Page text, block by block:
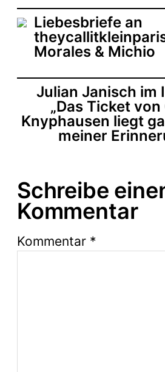
Liebesbriefe an
Morales & Michio
Julian Janisch im
„Das Ticket
Knyphausen liegt
meiner
Schreibe
Kommentar
Kommentar *